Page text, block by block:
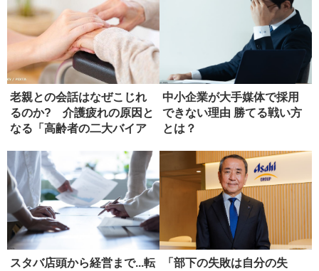
老親との会話はなぜこじれ
るのか? 介護疲れの原因と
なる「高齢者の二大バイア
中小企業が大手媒体で採用
できない理由 勝てる戦い方
とは？
スタバ店頭から経営まで...転
「部下の失敗は自分の失